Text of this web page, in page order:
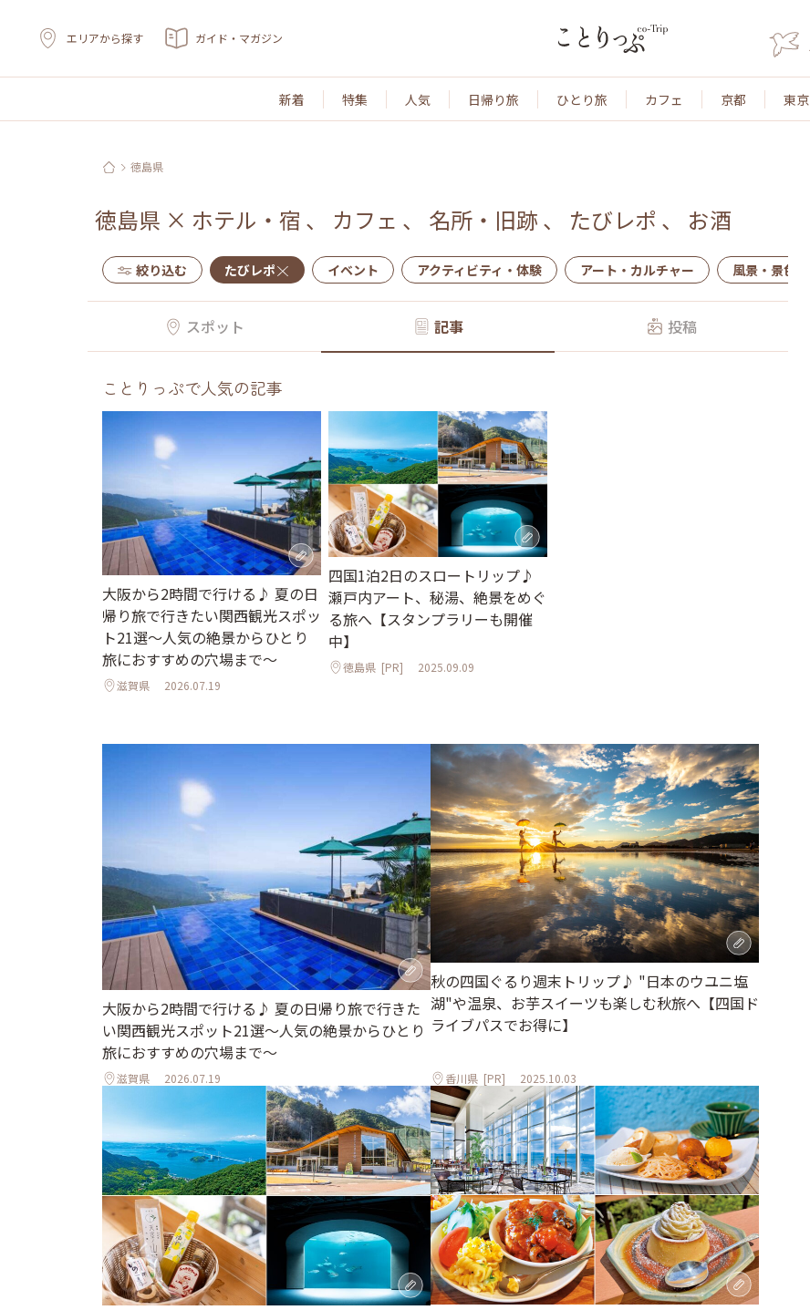
エリアから探す ガイド・マガジン
新着 特集 人気 日帰り旅 ひとり旅 カフェ 京都 東京
徳島県
徳島県 × ホテル・宿 、 カフェ 、 名所・旧跡 、 たびレポ 、 お酒
絞り込む たびレポ イベント アクティビティ・体験 アート・カルチャー 風景・景色
スポット 記事 投稿
ことりっぷで人気の記事
大阪から2時間で行ける♪ 夏の日
帰り旅で行きたい関西観光スポッ
ト21選～人気の絶景からひとり
旅におすすめの穴場まで～
滋賀県 2026.07.19
四国1泊2日のスロートリップ♪
瀬戸内アート、秘湯、絶景をめぐ
る旅へ【スタンプラリーも開催
中】
徳島県 [PR] 2025.09.09
大阪から2時間で行ける♪ 夏の日帰り旅で行きた
い関西観光スポット21選～人気の絶景からひとり
旅におすすめの穴場まで～
滋賀県 2026.07.19
秋の四国ぐるり週末トリップ♪ "日本のウユニ塩
湖"や温泉、お芋スイーツも楽しむ秋旅へ【四国ド
ライブパスでお得に】
香川県 [PR] 2025.10.03